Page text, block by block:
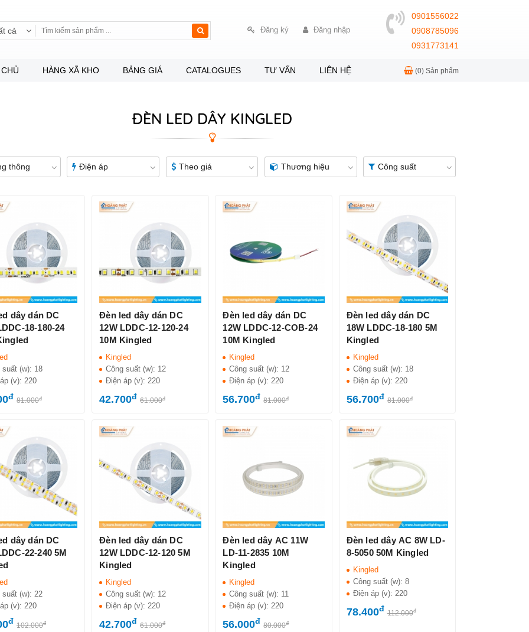
cả Đăng ký Đăng nhập
0901556022
0908785096
0931773141
HÀNG XÃ KHO BẢNG GIÁ CATALOGUES TƯ VẤN LIÊN HỆ (0) Sản phẩm
ĐÈN LED DÂY KINGLED
thông Điện áp Theo giá Thương hiệu Công suất
dây dán DC
18-180-24
suất (w): 18
(v):220
đ 81.000đ
Đèn led dây dán DC
12W LDDC-12-120-24
10M Kingled
Kingled
Công suất (w): 12
Điện áp (v):220
42.700đ 61.000đ
Đèn led dây dán DC
12W LDDC-12-COB-24
10M Kingled
Kingled
Công suất (w): 12
Điện áp (v):220
56.700đ 81.000đ
Đèn led dây dán DC
18W LDDC-18-180 5M
Kingled
Kingled
Công suất (w): 18
Điện áp (v): 220
56.700đ 81.000đ
dây dán DC
22-240 5M
suất (w): 22
(v): 220
đ 102.000đ
Đèn led dây dán DC
12W LDDC-12-120 5M
Kingled
Kingled
Công suất (w): 12
Điện áp (v): 220
42.700đ 61.000đ
Đèn led dây AC 11W
LD-11-2835 10M
Kingled
Kingled
Công suất (w): 11
Điện áp (v): 220
56.000đ 80.000đ
Đèn led dây AC 8W LD-
8-5050 50M Kingled
Kingled
Công suất (w): 8
Điện áp (v): 220
78.400đ 112.000đ